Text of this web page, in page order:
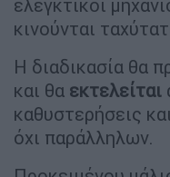
ελεγκτικοί
κινούνται
Η διαδικασία θα
και θα εκτελείται
καθυστερήσεις
όχι παράλληλων.